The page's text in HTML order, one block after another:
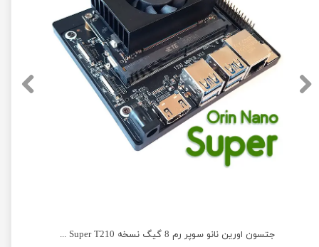
جتسون اورین نانو سوپر رم 8 گیگ نسخه Jetson Orin Nano Super T210